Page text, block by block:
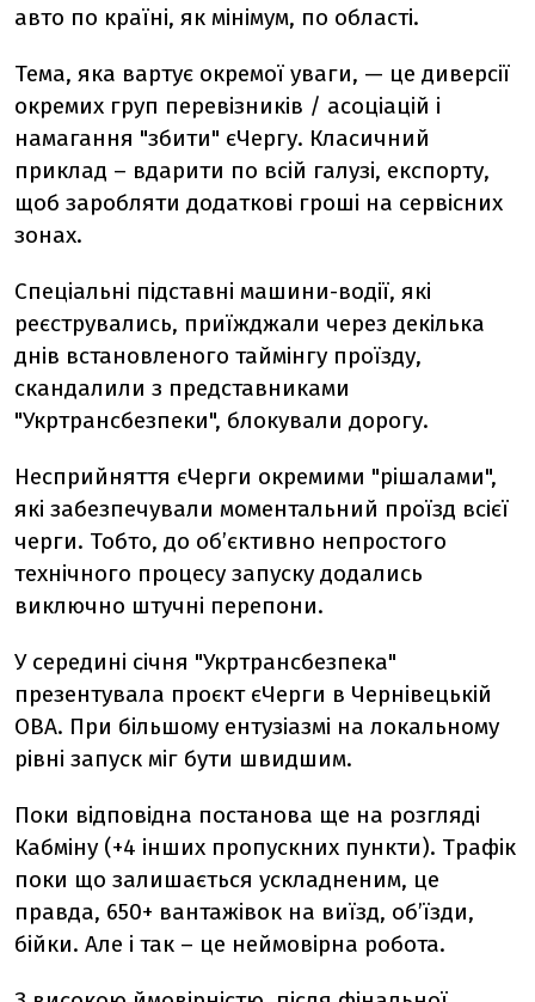
авто по країні, як мінімум, по області.
Тема, яка вартує окремої уваги, — це диверсії
окремих груп перевізників / асоціацій і
намагання "збити" єЧергу. Класичний
приклад – вдарити по всій галузі, експорту,
щоб заробляти додаткові гроші на сервісних
зонах.
Спеціальні підставні машини-водії, які
реєструвались, приїжджали через декілька
днів встановленого таймінгу проїзду,
скандалили з представниками
"Укртрансбезпеки", блокували дорогу.
Несприйняття єЧерги окремими "рішалами",
які забезпечували моментальний проїзд всієї
черги. Тобто, до об’єктивно непростого
технічного процесу запуску додались
виключно штучні перепони.
У середині січня "Укртрансбезпека"
презентувала проєкт єЧерги в Чернівецькій
ОВА. При більшому ентузіазмі на локальному
рівні запуск міг бути швидшим.
Поки відповідна постанова ще на розгляді
Кабміну (+4 інших пропускних пункти). Трафік
поки що залишається ускладненим, це
правда, 650+ вантажівок на виїзд, об’їзди,
бійки. Але і так – це неймовірна робота.